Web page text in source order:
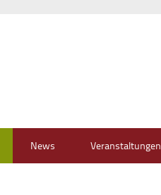
News Veranstaltungen